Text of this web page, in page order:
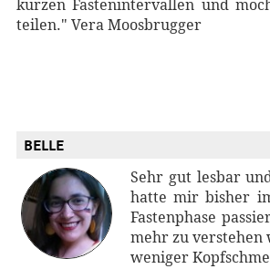
kurzen Fastenintervallen und
teilen." Vera Moosbrugger
BELLE
Sehr gut lesbar
hatte mir bisher
Fastenphase
mehr zu verstehen
weniger